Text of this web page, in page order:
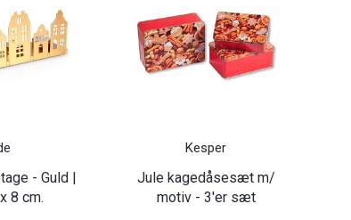
- Guld |
8 cm.
Kesper
Jule kagedåsesæt m/
motiv - 3'er sæt